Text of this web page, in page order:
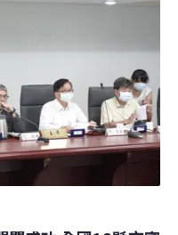
超越高雄市，成為我國
萬人。隨著外來人口持
求量大增，郊區農地紛
劃未來25年的都市發
務。三大核心、六大策
計畫（草案）朝向三大
部都會核心」、豐原地
與台中機場周邊的清
核